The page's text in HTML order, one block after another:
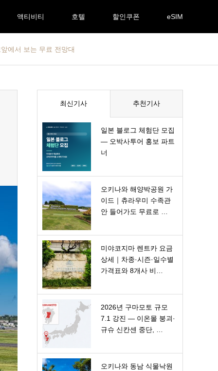
액티비티 호텔 할인쿠폰 eSIM
에서 보는 무료 전망대
최신기사 추천기사
일본 블로그 체험단 모집
— 오박사투어 홍보 파트
너
오키나와 해양박공원 가
이드｜츄라우미 수족관
안 들어가도 무료로 …
미야코지마 렌트카 요금
상세｜차종·시즌·일수별
가격표와 8개사 비…
2026년 구마모토 규모
7.1 강진 — 이온몰 붕괴·
규슈 신칸센 중단, …
오키나와 동남 식물낙원